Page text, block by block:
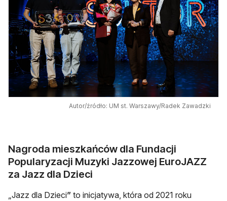
Autor/źródło: UM st. Warszawy/Radek Zawadzki
Nagroda mieszkańców dla Fundacji
Popularyzacji Muzyki Jazzowej EuroJAZZ
za Jazz dla Dzieci
„Jazz dla Dzieci” to inicjatywa, która od 2021 roku